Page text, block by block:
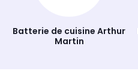
Batterie de cuisine Arthur
Martin